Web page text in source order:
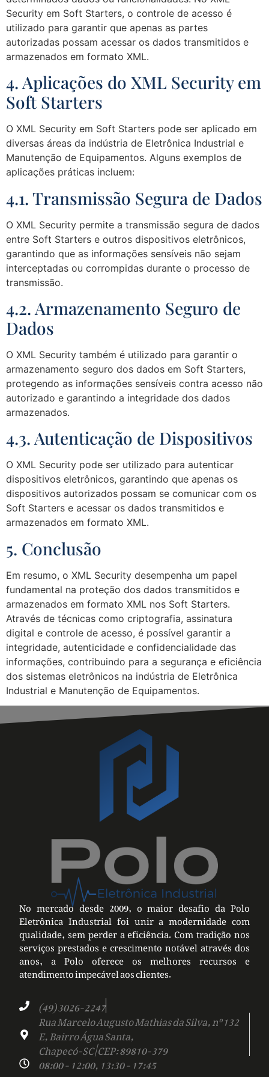
Security em Soft Starters, o controle de acesso é
utilizado para garantir que apenas as partes
autorizadas possam acessar os dados transmitidos e
armazenados em formato XML.
4. Aplicações do XML Security em
Soft Starters
O XML Security em Soft Starters pode ser aplicado em
diversas áreas da indústria de Eletrônica Industrial e
Manutenção de Equipamentos. Alguns exemplos de
aplicações práticas incluem:
4.1. Transmissão Segura de Dados
O XML Security permite a transmissão segura de dados
entre Soft Starters e outros dispositivos eletrônicos,
garantindo que as informações sensíveis não sejam
interceptadas ou corrompidas durante o processo de
transmissão.
4.2. Armazenamento Seguro de
Dados
O XML Security também é utilizado para garantir o
armazenamento seguro dos dados em Soft Starters,
protegendo as informações sensíveis contra acesso não
autorizado e garantindo a integridade dos dados
armazenados.
4.3. Autenticação de Dispositivos
O XML Security pode ser utilizado para autenticar
dispositivos eletrônicos, garantindo que apenas os
dispositivos autorizados possam se comunicar com os
Soft Starters e acessar os dados transmitidos e
armazenados em formato XML.
5. Conclusão
Em resumo, o XML Security desempenha um papel
fundamental na proteção dos dados transmitidos e
armazenados em formato XML nos Soft Starters.
Através de técnicas como criptografia, assinatura
digital e controle de acesso, é possível garantir a
integridade, autenticidade e confidencialidade das
informações, contribuindo para a segurança e eficiência
dos sistemas eletrônicos na indústria de Eletrônica
Industrial e Manutenção de Equipamentos.
No mercado desde 2009, o maior desafio da Polo
Eletrônica Industrial foi unir a modernidade com
qualidade, sem perder a eficiência. Com tradição nos
serviços prestados e crescimento notável através dos
anos, a Polo oferece os melhores recursos e
atendimento impecável aos clientes.
(49) 3026-2247
Rua Marcelo Augusto Mathias da Silva, nº 132
E, Bairro Água Santa,
Chapecó-SC | CEP: 89810-379
08:00 - 12:00, 13:30 - 17:45